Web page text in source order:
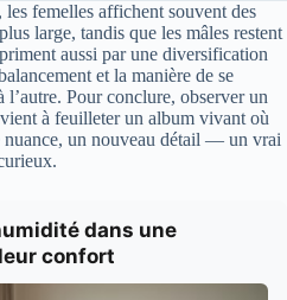
femelles affichent souvent des
large, tandis que les mâles restent
aussi par une diversification
et la manière de se
Pour conclure, observer un
à feuilleter un album vivant où
nuance, un nouveau détail — un vrai
dans une
confort